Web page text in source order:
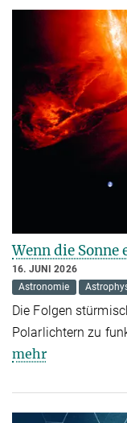
Wenn die Sonne
16. JUNI 2026
Astronomie
Die Folgen
Polarlichtern zu
mehr